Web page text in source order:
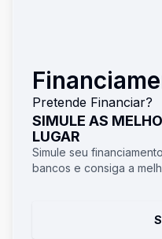
Pretende Financiar?
SIMULE AS
LUGAR
Simule seu
bancos e consiga a